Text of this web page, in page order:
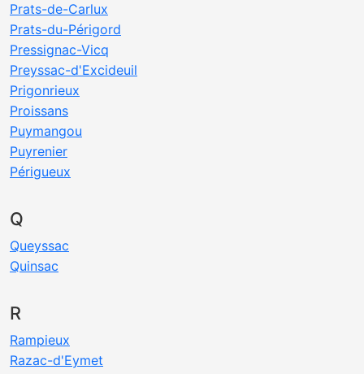
Prats-de-Carlux
Prats-du-Périgord
Pressignac-Vicq
Preyssac-d'Excideuil
Prigonrieux
Proissans
Puymangou
Puyrenier
Périgueux
Q
Queyssac
Quinsac
R
Rampieux
Razac-d'Eymet